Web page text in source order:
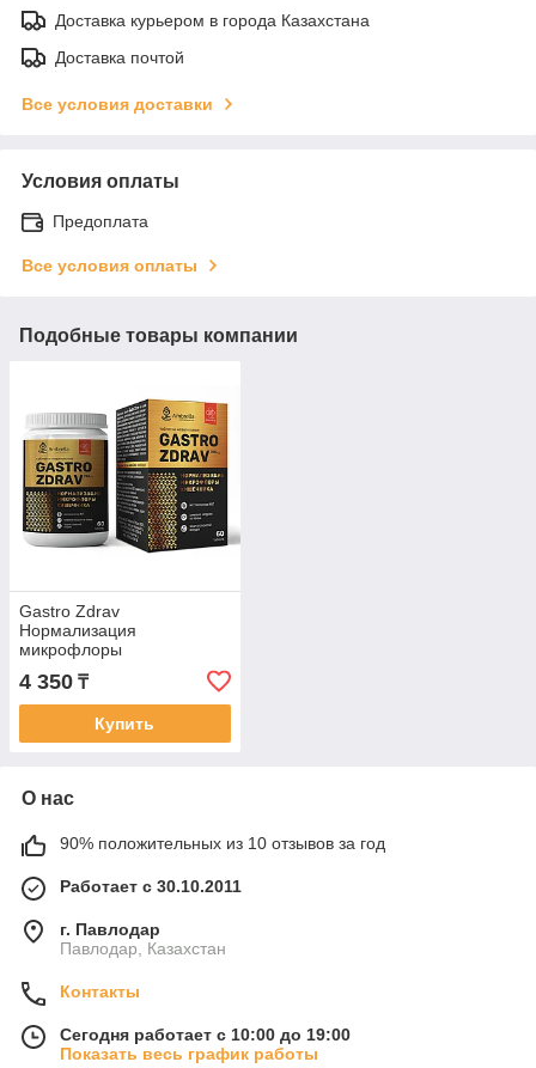
Доставка курьером в города Казахстана
Доставка почтой
Все условия доставки
Условия оплаты
Предоплата
Все условия оплаты
Подобные товары компании
Gastro Zdrav
Нормализация
микрофлоры
кишечника,60
жевательных таблеток
4 350 ₸
Купить
О нас
90% положительных из 10 отзывов за год
Работает с 30.10.2011
г. Павлодар
Павлодар, Казахстан
Контакты
Сегодня работает с 10:00 до 19:00
Показать весь график работы